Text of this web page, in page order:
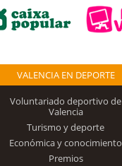
VALENCIA EN DEPORTE
Voluntariado deportivo de
Valencia
Turismo y deporte
Económica y conocimiento
Premios